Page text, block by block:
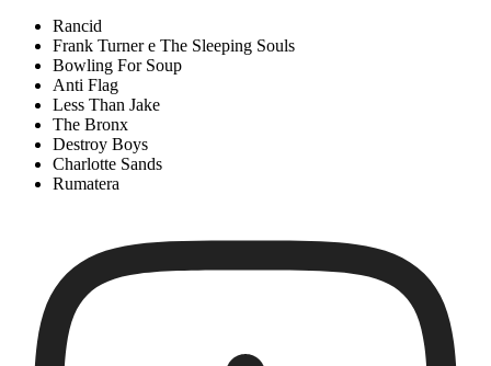
Rancid
Frank Turner e The Sleeping Souls
Bowling For Soup
Anti Flag
Less Than Jake
The Bronx
Destroy Boys
Charlotte Sands
Rumatera